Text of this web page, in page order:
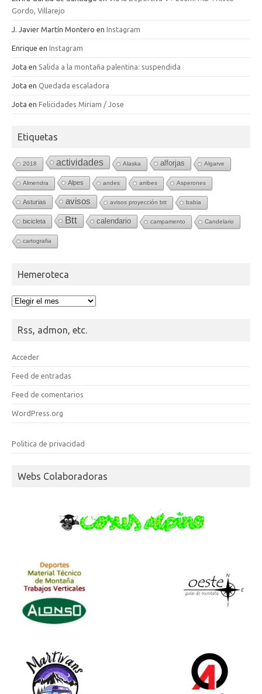
Gordo, Villarejo
J. Javier Martín Montero en Instagram
Enrique en Instagram
Jota en Salida a la montaña palentina: suspendida
Jota en Quedada escaladora
Jota en Felicidades Miriam / Jose
Etiquetas
2018 actividades Alaska alforjas Algarve
Almendra Alpes andes arribes Asperones
Asturias avisos avisos proyección btt babia
bicicleta Btt calendario campamento Candelario
cartografia
Hemeroteca
Hemeroteca
Rss, admon, etc.
Acceder
Feed de entradas
Feed de comentarios
WordPress.org
Politica de privacidad
Webs Colaboradoras